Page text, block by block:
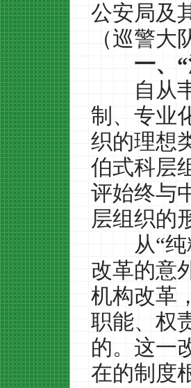
公安局及
（巡警大
一、“
自从韦
制、专业
织的理想
伯式科层
评始终与
层组织的
从“
改革的意
机构改革
职能、权
的。这一
在的制度